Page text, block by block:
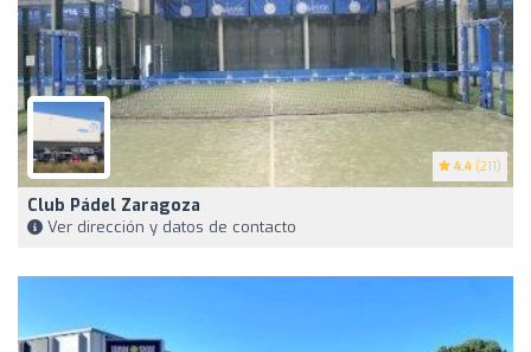
4.4 (211)
Club Pádel Zaragoza
Ver dirección y datos de contacto